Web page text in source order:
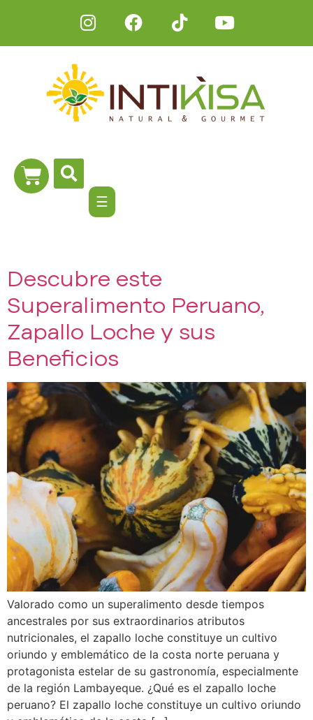
☰
Descubre este
Superalimento Peruano,
Zapallo Loche y sus
Beneficios
Valorado como un superalimento desde tiempos
ancestrales por sus extraordinarios atributos
nutricionales, el zapallo loche constituye un cultivo
oriundo y emblemático de la costa norte peruana y
protagonista estelar de su gastronomía, especialmente
de la región Lambayeque. ¿Qué es el zapallo loche
peruano? El zapallo loche constituye un cultivo oriundo